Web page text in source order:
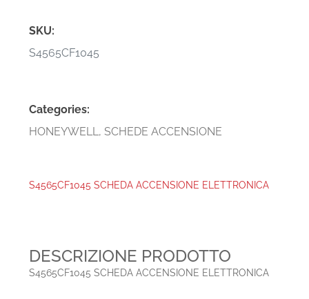
SKU:
S4565CF1045
Categories:
HONEYWELL ,SCHEDE ACCENSIONE
S4565CF1045 SCHEDA ACCENSIONE ELETTRONICA
DESCRIZIONE PRODOTTO
S4565CF1045 SCHEDA ACCENSIONE ELETTRONICA